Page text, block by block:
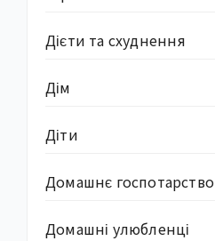
Дієти та схуднення
Дім
Діти
Домашнє госпотарство
Домашні улюбленці